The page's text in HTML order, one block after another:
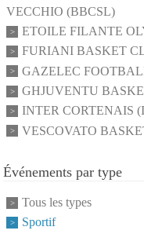
VECCHIO (BBCSL)
ETOILE FILANTE
FURIANI BASKET
GAZELEC
GHJUVENTU
INTER CORTENAIS
VESCOVATO
Événements par type
Tous les types
Sportif